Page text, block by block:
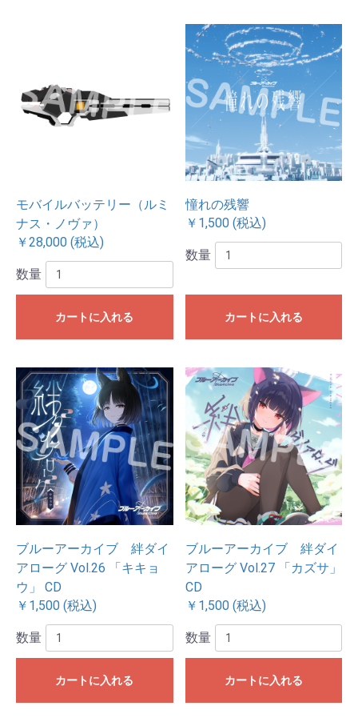
モバイルバッテリー（ルミ
ナス・ノヴァ）
￥28,000 (税込)
数量
カートに入れる
憧れの残響
￥1,500 (税込)
数量
カートに入れる
ブルーアーカイブ 絆ダイ
アローグ Vol.26 「キキョ
ウ」 CD
￥1,500 (税込)
数量
カートに入れる
ブルーアーカイブ 絆ダイ
アローグ Vol.27 「カズサ」
CD
￥1,500 (税込)
数量
カートに入れる